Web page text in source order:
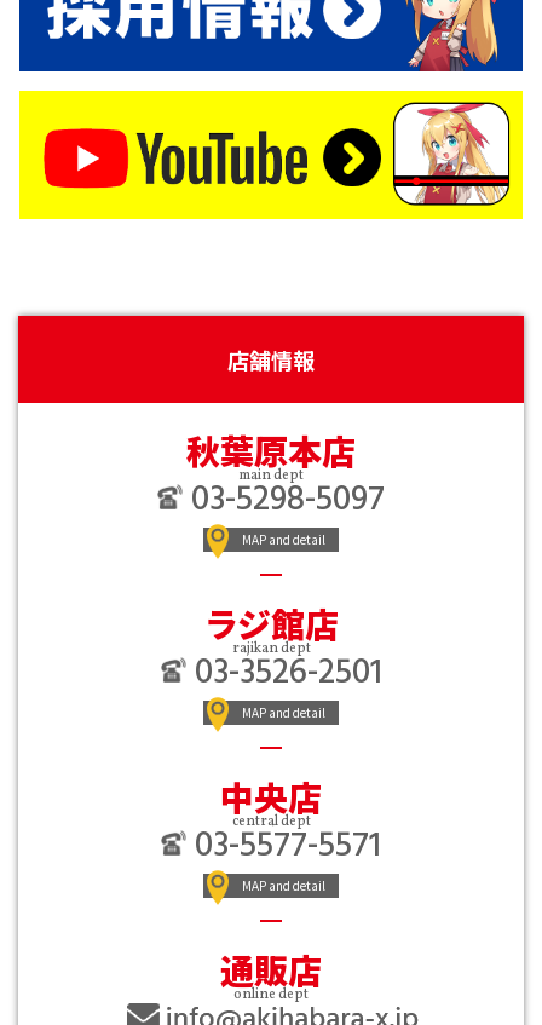
店舗情報
秋葉原本店
main dept
03-5298-5097
MAP and detail
ラジ館店
rajikan dept
03-3526-2501
MAP and detail
中央店
central dept
03-5577-5571
MAP and detail
通販店
online dept